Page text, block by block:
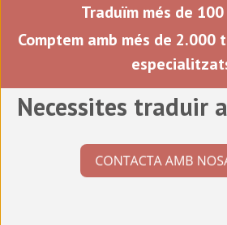
Traduïm més de
Comptem amb més de 2.000
Necessites traduir